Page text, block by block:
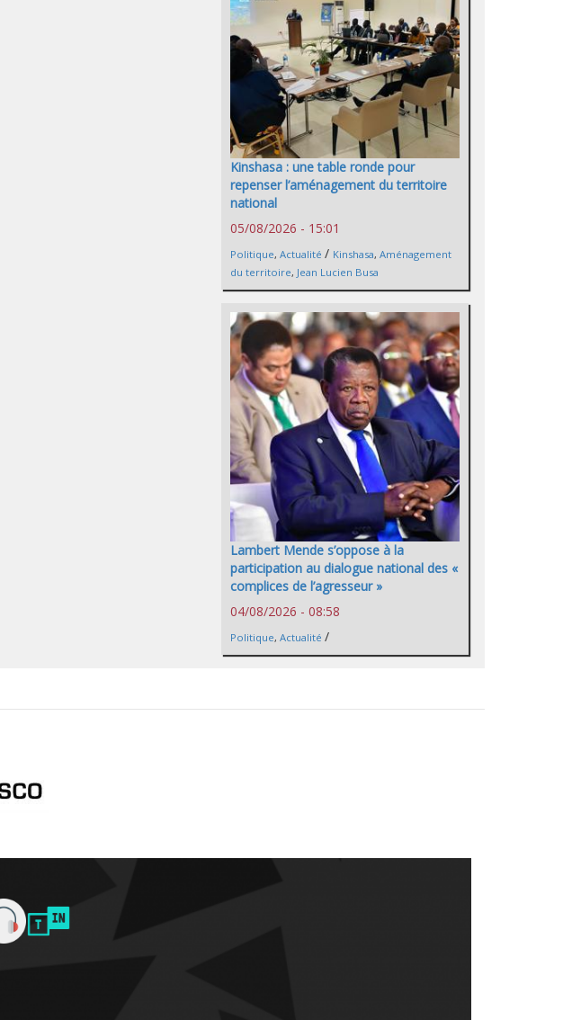
Kinshasa : une table ronde pour
repenser l’aménagement du territoire
national
05/08/2026 - 15:01
Politique, Actualité / Kinshasa, Aménagement
du territoire, Jean Lucien Busa
Lambert Mende s’oppose à la
participation au dialogue national des «
complices de l’agresseur »
04/08/2026 - 08:58
Politique, Actualité /